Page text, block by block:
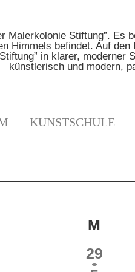
KUNSTSCHULE
M
2
29